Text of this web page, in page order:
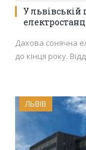
У
Дахова сонячна
до кінця року.
ЛЬВІВ